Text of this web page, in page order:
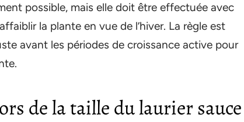
possible, mais elle doit être effectuée avec
la plante en vue de l’hiver. La règle est
avant les périodes de croissance active pour
de la taille du laurier sauce